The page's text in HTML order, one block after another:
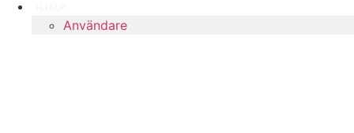
Användare